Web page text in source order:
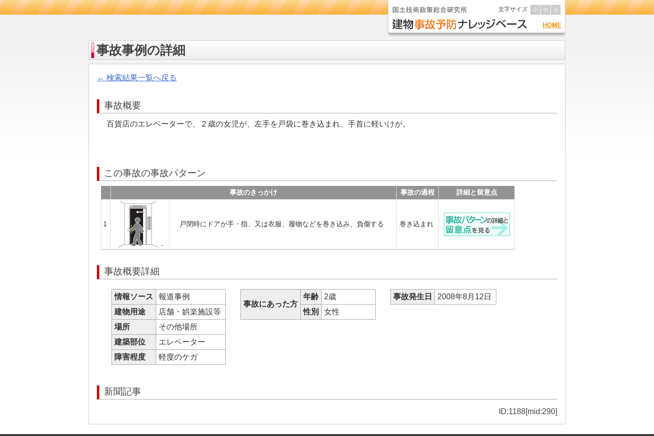
文字サイズ 小 中 大
事故事例の詳細
← 検索結果一覧へ戻る
事故概要
百貨店のエレベーターで、２歳の女児が、左手を戸袋に巻き込まれ、手首に軽いけが。
この事故の事故パターン
事故のきっかけ 事故の過程 詳細と留意点
1 戸閉時にドアが手・指、又は衣服、履物などを巻き込み、負傷する 巻き込まれ
事故概要詳細
情報ソース
報道事例
建物用途
店舗・娯楽施設等
場所
その他場所
建築部位
エレベーター
障害程度
軽度のケガ
事故にあった方
年齢
2歳
性別
女性
事故発生日 2008年8月12日
新聞記事
ID:1188[mid:290]